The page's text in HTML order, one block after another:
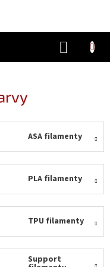
ASA filamenty
PLA filamenty
TPU filamenty
Support